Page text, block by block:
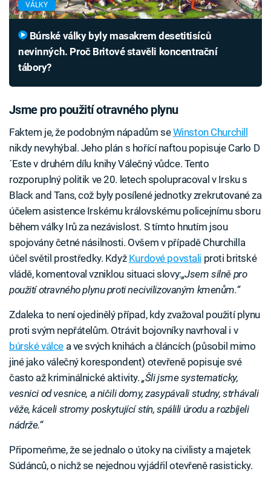
VÁLKY
nevinných. Proč Britové stavěli koncentrační
tábory?
Jsme pro použití otravného plynu
Faktem je, že podobným nápadům seWinston Churchill
nikdy nevyhýbal. Jeho plán s hořící naftou popisuje Carlo D
´Este v druhém dílu knihy Válečný vůdce. Tento
rozporuplný politik ve 20. letech spolupracoval v Irsku s
Black and Tans, což byly posílené jednotky zrekrutované za
účelem asistence Irskému královskému policejnímu sboru
během války Irů za nezávislost. S tímto hnutím jsou
spojovány četné násilnosti. Ovšem v případě Churchilla
účel světil prostředky. Když Kurdové povstali proti britské
vládě, komentoval vzniklou situaci slovy:„Jsem silně pro
použití otravného plynu proti necivilizovaným kmenům.“
Zdaleka to není ojedinělý případ, kdy zvažoval použití plynu
proti svým nepřátelům. Otrávit bojovníky navrhoval i v
búrské válcea ve svých knihách a článcích (působil mimo
jiné jako válečný korespondent) otevřeně popisuje své
často až kriminálnické aktivity.„Šli jsme systematicky,
vesnici od vesnice, a ničili domy, zasypávali studny, strhávali
věže, káceli stromy poskytující stín, spálili úrodu a rozbíjeli
nádrže.“
Připomeňme, že se jednalo o útoky na civilisty a majetek
Súdánců, o nichž se nejednou vyjádřil otevřeně rasisticky.